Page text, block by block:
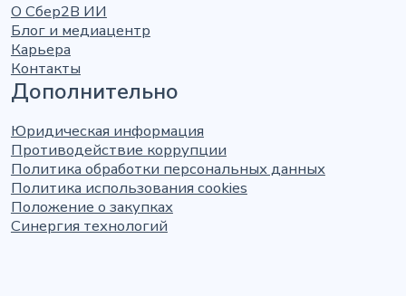
О Сбер2В ИИ
Блог и медиацентр
Карьера
Контакты
Дополнительно
Юридическая информация
Противодействие коррупции
Политика обработки персональных данных
Политика использования cookies
Положение о закупках
Синергия технологий